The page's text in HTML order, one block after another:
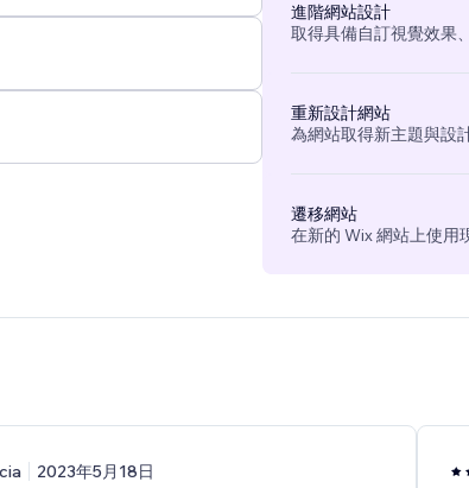
進階網站設計
取得具備自訂視覺效果
重新設計網站
為網站取得新主題與設計
遷移網站
在新的 Wix 網站上使用
2023年5月18日